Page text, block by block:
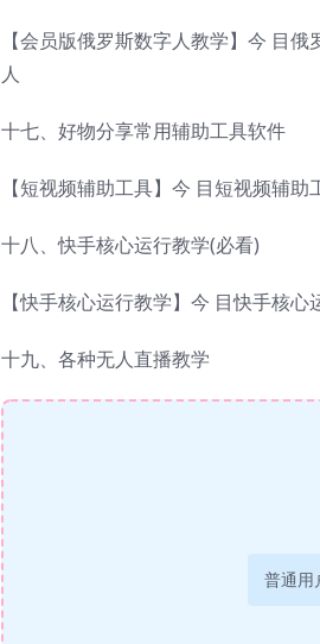
【会员版俄罗斯数字人教学】今 目
人
十七、好物分享常用辅助工具软件
【短视频辅助工具】今 目短视频辅助
十八、快手核心运行教学(必看)
【快手核心运行教学】今 目快手核心
十九、各种无人直播教学
普通用